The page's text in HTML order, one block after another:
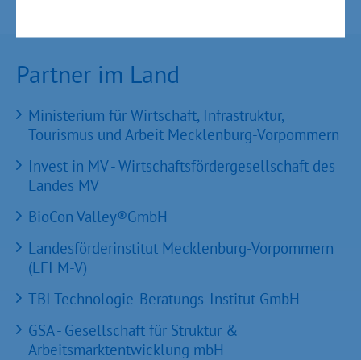
Partner im Land
Ministerium für Wirtschaft, Infrastruktur,
Tourismus und Arbeit Mecklenburg-Vorpommern
Invest in MV - Wirtschaftsfördergesellschaft des
Landes MV
BioCon Valley®GmbH
Landesförderinstitut Mecklenburg-Vorpommern
(LFI M-V)
TBI Technologie-Beratungs-Institut GmbH
GSA - Gesellschaft für Struktur &
Arbeitsmarktentwicklung mbH